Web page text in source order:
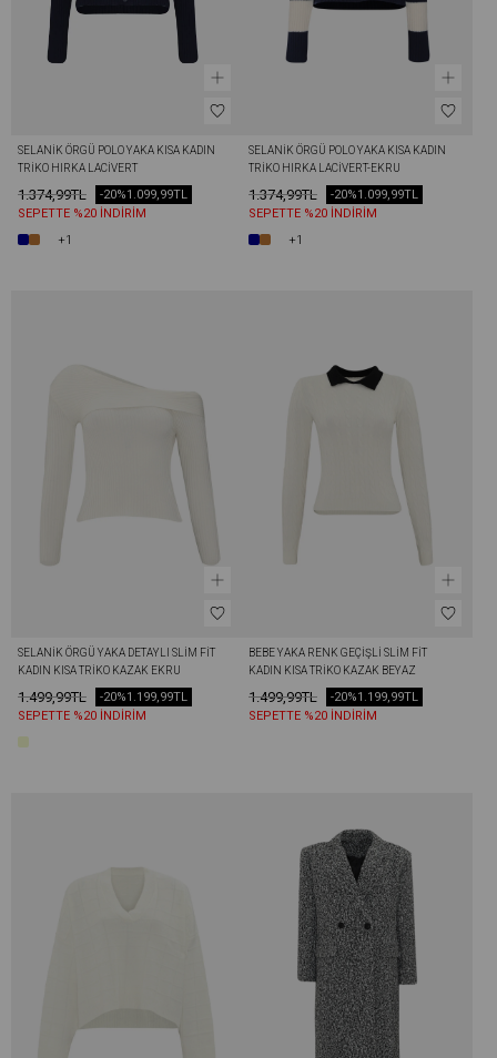
SELANIK ÖRGÜ POLO YAKA KISA KADIN
TRIKO HIRKA LACIVERT
1.374,99TL 1.099,99TL
-20%
SEPETTE %20 İNDİRİM
+1
SELANIK ÖRGÜ POLO YAKA KISA KADIN
TRIKO HIRKA LACIVERT-EKRU
1.374,99TL 1.099,99TL
-20%
SEPETTE %20 İNDİRİM
+1
SELANIK ÖRGÜ YAKA DETAYLI SLIM FIT
KADIN KISA TRIKO KAZAK EKRU
1.499,99TL 1.199,99TL
-20%
SEPETTE %20 İNDİRİM
BEBE YAKA RENK GEÇIŞLI SLIM FIT
KADIN KISA TRIKO KAZAK BEYAZ
1.499,99TL 1.199,99TL
-20%
SEPETTE %20 İNDİRİM